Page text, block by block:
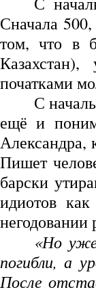
Сначала
том, что в
Казахстан),
початками
С
ещё и
Александра,
Пишет
барски
идиотов
негодовании
«Но уже
погибли, а
После